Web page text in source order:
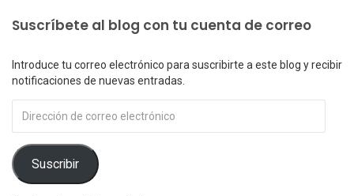
Suscríbete al blog con tu cuenta de correo
Introduce tu correo electrónico para suscribirte a este blog y recibir
notificaciones de nuevas entradas.
de
electrónico
Suscribir